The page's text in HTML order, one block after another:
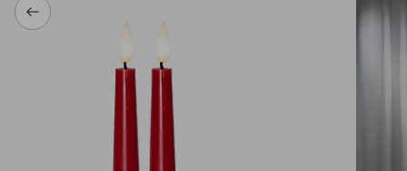
Takaisin